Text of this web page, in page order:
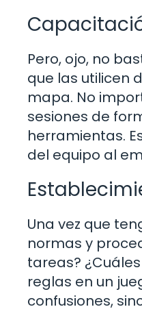
Pero, ojo, no
que las utilicen
mapa. No
sesiones de
herramientas.
del equipo al
Una vez que
normas y
tareas?
reglas en un
confusiones,